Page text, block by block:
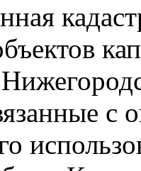
с